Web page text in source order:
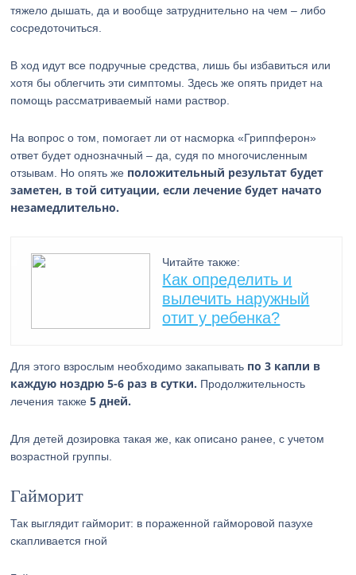
тяжело дышать, да и вообще затруднительно на чем – либо
сосредоточиться.
В ход идут все подручные средства, лишь бы избавиться или
хотя бы облегчить эти симптомы. Здесь же опять придет на
помощь рассматриваемый нами раствор.
На вопрос о том, помогает ли от насморка «Гриппферон»
ответ будет однозначный – да, судя по многочисленным
отзывам. Но опять же положительный результат будет
заметен, в той ситуации, если лечение будет начато
незамедлительно.
Читайте также:
Как определить и
вылечить наружный
отит у ребенка?
Для этого взрослым необходимо закапывать по 3 капли в
каждую ноздрю 5-6 раз в сутки. Продолжительность
лечения также5 дней.
Для детей дозировка такая же, как описано ранее, с учетом
возрастной группы.
Гайморит
Так выглядит гайморит: в пораженной гайморовой пазухе
скапливается гной